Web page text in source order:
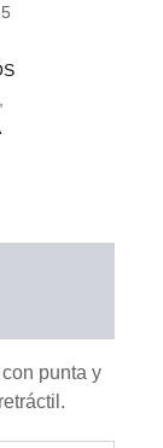
punta y